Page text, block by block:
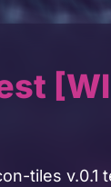
tiles v.0.1